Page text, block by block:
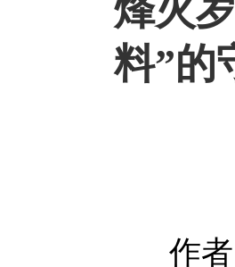
烽火
料”的
作者